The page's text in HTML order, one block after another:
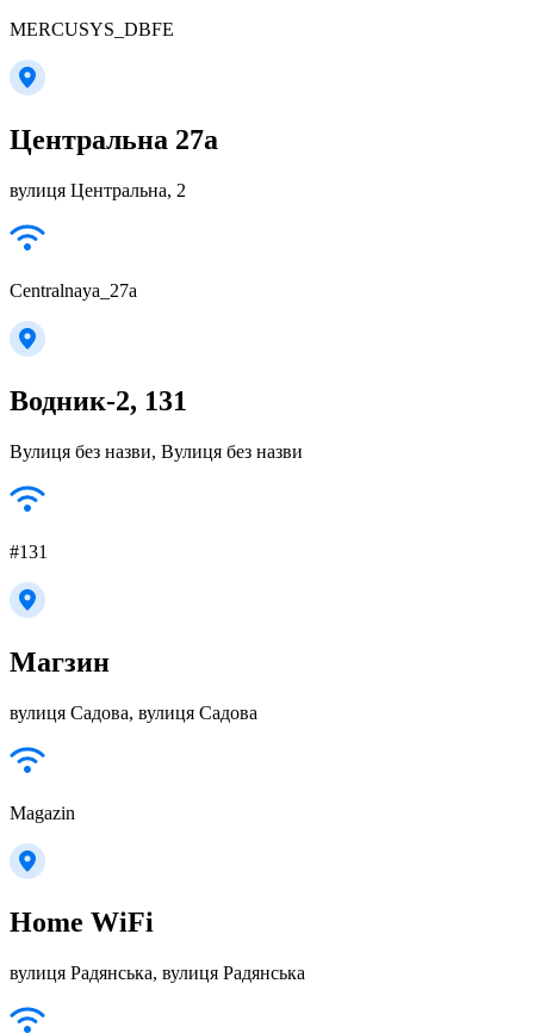
MERCUSYS_DBFE
Центральна 27а
вулиця Центральна, 2
Centralnaya_27a
Водник-2, 131
Вулиця без назви, Вулиця без назви
#131
Магзин
вулиця Садова, вулиця Садова
Magazin
Home WiFi
вулиця Радянська, вулиця Радянська